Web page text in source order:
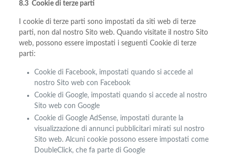
8.3 Cookie di terze parti
I cookie di terze parti sono impostati da siti web di terze
parti, non dal nostro Sito web. Quando visitate il nostro Sito
web, possono essere impostati i seguenti Cookie di terze
parti:
Cookie di Facebook, impostati quando si accede al
nostro Sito web con Facebook
Cookie di Google, impostati quando si accede al nostro
Sito web con Google
Cookie di Google AdSense, impostati durante la
visualizzazione di annunci pubblicitari mirati sul nostro
Sito web. Alcuni cookie possono essere impostati come
DoubleClick, che fa parte di Google